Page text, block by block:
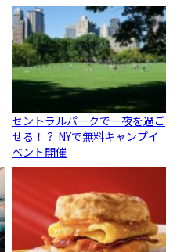
セントラルパークで一夜を過ご
せる！？ NYで無料キャンプイ
ベント開催